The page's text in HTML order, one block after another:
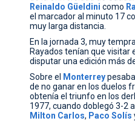
Reinaldo Güeldini como
el marcador al minuto 17
muy larga distancia.
En la jornada 3, muy
Rayados tenían que visitar
disputar una edición más
Sobre el Monterrey
de no ganar en los duelos
obtenía el triunfo en los
1977, cuando doblegó 3-2
Milton Carlos, Paco Solís